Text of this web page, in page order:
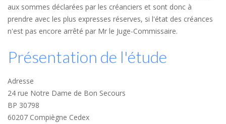
aux sommes déclarées par les créanciers et sont donc à
prendre avec les plus expresses réserves, si l'état des créances
n'est pas encore arrêté par Mr le Juge-Commissaire.
Présentation de l'étude
Adresse
24 rue Notre Dame de Bon Secours
BP 30798
60207 Compiègne Cedex